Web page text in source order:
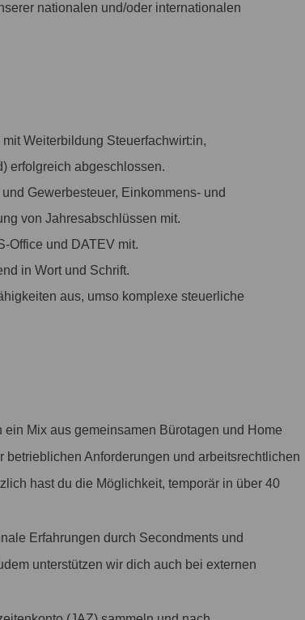
nationalen und/oder internationalen
Weiterbildung Steuerfachwirt:in,
erfolgreich abgeschlossen.
Gewerbesteuer, Einkommens- und
von Jahresabschlüssen mit.
Office und DATEV mit.
in Wort und Schrift.
aus, umso komplexe steuerliche
ein Mix aus gemeinsamen Bürotagen und Home
Anforderungen und arbeitsrechtlichen
hast du die Möglichkeit, temporär in über 40
Erfahrungen durch Secondments und
unterstützen wir dich auch bei externen